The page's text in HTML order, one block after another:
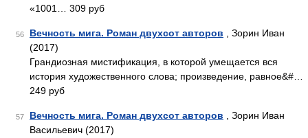
«1001… 309 руб
56 Вечность мига. Роман двухсот авторов , Зорин Иван
(2017)
Грандиозная мистификация, в которой умещается вся
история художественного слова; произведение, равное&#…
249 руб
57 Вечность мига. Роман двухсот авторов , Зорин Иван
Васильевич (2017)